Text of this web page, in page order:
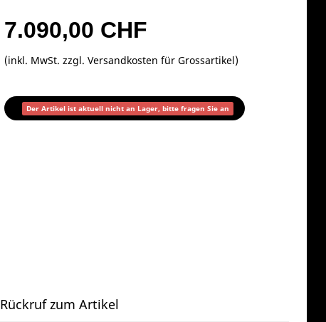
7.090,00 CHF
(inkl. MwSt. zzgl.Versandkosten für Grossartikel)
Der Artikel ist aktuell nicht an Lager, bitte fragen Sie an
Rückruf zum Artikel